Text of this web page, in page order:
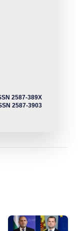
2587-389X
2587-3903